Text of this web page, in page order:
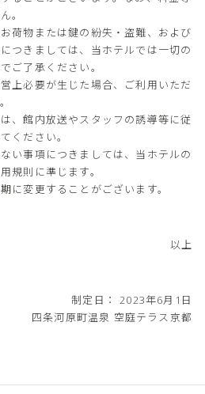
。
荷物または鍵の紛失・盗難、および
つきましては、当ホテルでは一切の
ご了承ください。
上必要が生じた場合、ご利用いただ
、館内放送やスタッフの誘導等に従
ください。
い事項につきましては、当ホテルの
規則に準じます。
に変更することがございます。
以上
制定日： 2023年6月1日
四条河原町温泉 空庭テラス京都